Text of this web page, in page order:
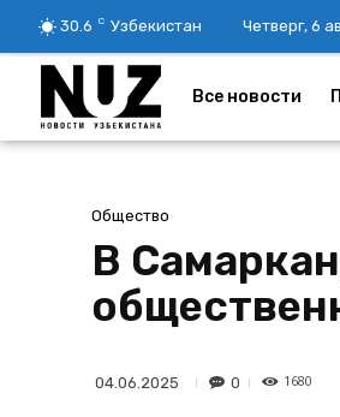
30.6 C Узбекистан Четверг, 6
Все новости
Общество
В
04.06.2025 0 1680